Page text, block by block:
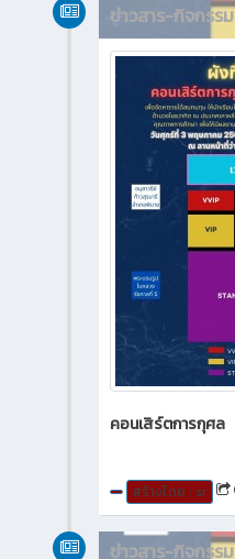
ข่าวสาร-กิจกรรม
คอนเสิร์ตการกุศล
สร้างโดย : sr
ข่าวสาร-กิจกรรม